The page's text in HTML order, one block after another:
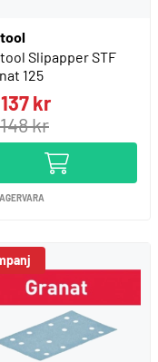
Slipapper STF
125
kr
kr